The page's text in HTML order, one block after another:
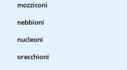
mozziconi
nebbioni
nucleoni
orecchioni